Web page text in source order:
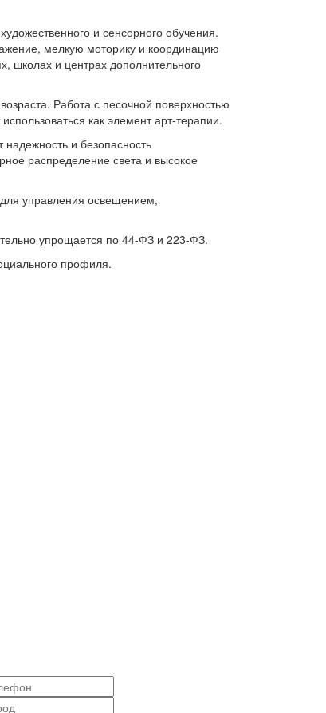
и сенсорного обучения.
мелкую моторику и координацию
школах и центрах дополнительного
Работа с песочной поверхностью
как элемент арт-терапии.
и безопасность
распределение света и высокое
для управления освещением,
упрощается по 44-ФЗ и 223-ФЗ.
профиля.